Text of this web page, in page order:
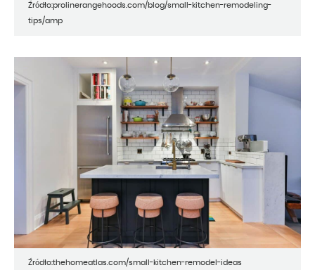
Źródło:prolinerangehoods.com/blog/small-kitchen-remodeling-
tips/amp
Źródło:thehomeatlas.com/small-kitchen-remodel-ideas